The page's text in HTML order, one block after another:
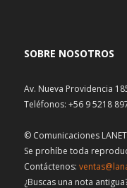
SOBRE NOSOTROS
Av. Nueva Providencia
Teléfonos: +56 9 5218
© Comunicaciones
Se prohíbe toda
Contáctenos:
¿Buscas una nota